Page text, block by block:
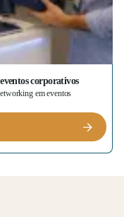
corporativos
em eventos